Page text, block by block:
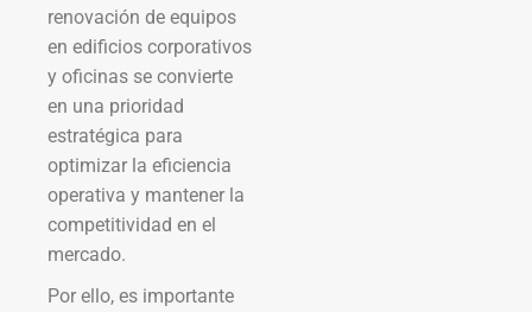
renovación de equipos
en edificios corporativos
y oficinas se convierte
en una prioridad
estratégica para
optimizar la eficiencia
operativa y mantener la
competitividad en el
mercado.
Por ello, es importante